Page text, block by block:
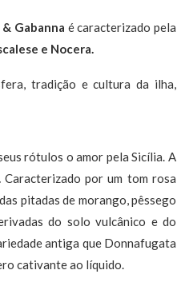
Gabanna é caracterizado pela
e Nocera.
tradição e cultura da ilha,
rótulos o amor pela Sicília. A
Caracterizado por um tom rosa
pitadas de morango, pêssego
do solo vulcânico e do
antiga que Donnafugata
cativante ao líquido.